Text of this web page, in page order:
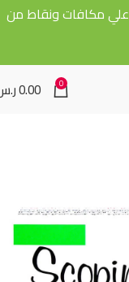
0
0.00
مكافات ونقاط من